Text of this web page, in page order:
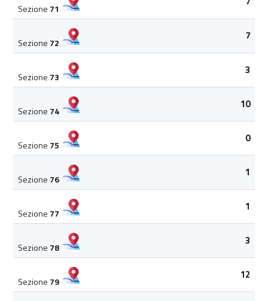
Sezione 71
Sezione 72
7
Sezione 73
3
Sezione 74
10
Sezione 75
0
Sezione 76
1
Sezione 77
1
Sezione 78
3
Sezione 79
12